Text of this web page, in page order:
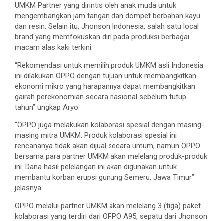
UMKM Partner yang dirintis oleh anak muda untuk
mengembangkan jam tangan dan dompet berbahan kayu
dan resin. Selain itu, Jhonson Indonesia, salah satu local
brand yang memfokuskan diri pada produksi berbagai
macam alas kaki terkini.
“Rekomendasi untuk memilih produk UMKM asli Indonesia
ini dilakukan OPPO dengan tujuan untuk membangkitkan
ekonomi mikro yang harapannya dapat membangkitkan
gairah perekonomian secara nasional sebelum tutup
tahun” ungkap Aryo.
“OPPO juga melakukan kolaborasi spesial dengan masing-
masing mitra UMKM. Produk kolaborasi spesial ini
rencananya tidak akan dijual secara umum, namun OPPO
bersama para partner UMKM akan melelang produk-produk
ini. Dana hasil pelelangan ini akan digunakan untuk
membantu korban erupsi gunung Semeru, Jawa Timur”
jelasnya
OPPO melalui partner UMKM akan melelang 3 (tiga) paket
kolaborasi yang terdiri dari OPPO A95, sepatu dari Jhonson